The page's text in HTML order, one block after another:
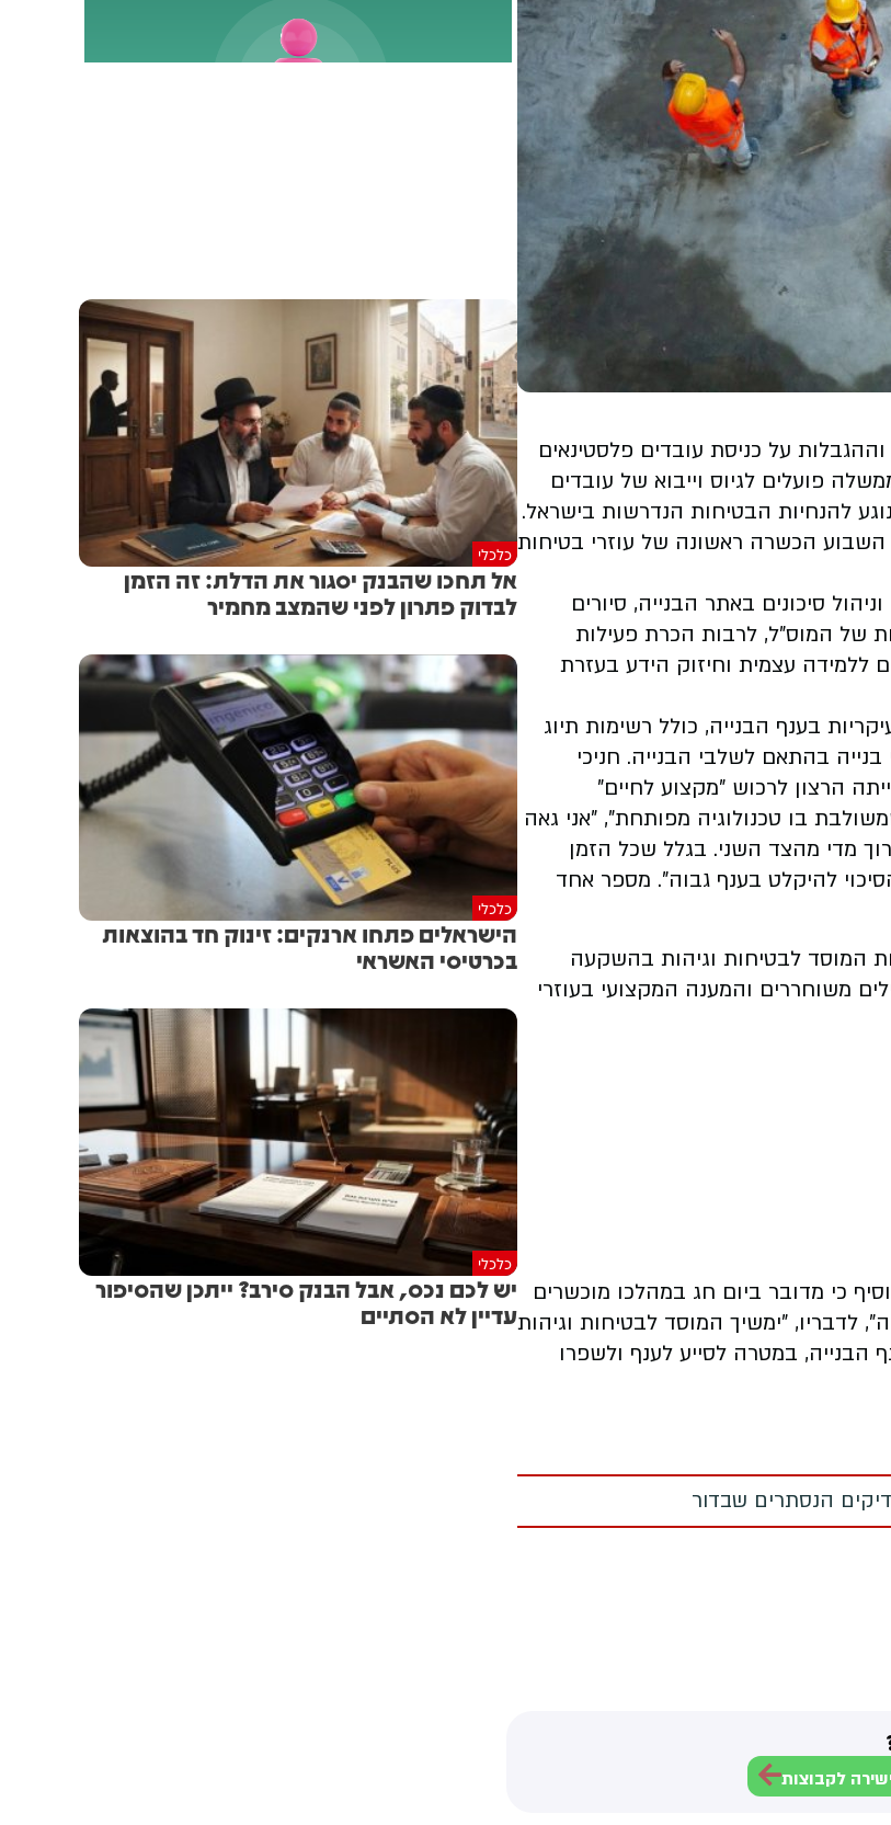
על כניסת עובדים פלסטינאים
פועלים לגיוס וייבוא של עובדים
להנחיות הבטיחות הנדרשות בישראל.
סיימו השבוע הכשרה ראשונה של עוזרי בטיחות
תיאוריה וניהול סיכונים באתר הבנייה, סיורים
של המוס"ל, לרבות הכרת פעילות
ללמידה עצמית וחיזוק הידע בעזרת
בענף הבנייה, כולל רשימות תיוג
בהתאם לשלבי הבנייה. חניכי
הרצון לרכוש "מקצוע לחיים"
בו טכנולוגיה מפותחת", "אני גאה
מדי מהצד השני. בגלל שכל הזמן
להיקלט בענף גבוה". מספר אחד
המוסד לבטיחות וגיהות בהשקעה
משוחררים והמענה המקצועי בעוזרי
כי מדובר ביום חג במהלכו מוכשרים
לדבריו, "ימשיך המוסד לבטיחות וגיהות
הבנייה, במטרה לסייע לענף ולשפרו
הנסתרים שבדור
לקבוצות
כלכלי
אל תחכו שהבנק יסגור את הדלת: זה הזמן
לבדוק פתרון לפני שהמצב מחמיר
כלכלי
הישראלים פתחו ארנקים: זינוק חד בהוצאות
בכרטיסי האשראי
כלכלי
יש לכם נכס, אבל הבנק סירב? ייתכן שהסיפור
עדיין לא הסתיים